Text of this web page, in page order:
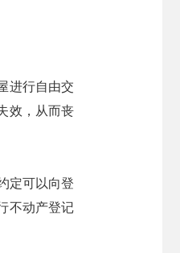
进行自由交
效，从而丧
定可以向登
不动产登记